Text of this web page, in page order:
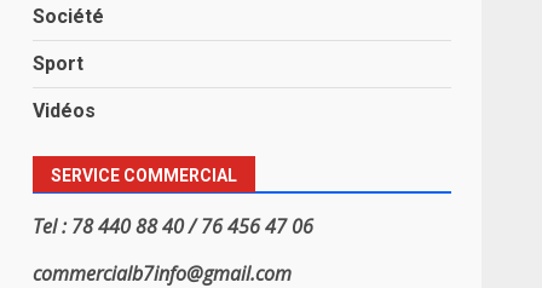
Société
Sport
Vidéos
SERVICE COMMERCIAL
Tel : 78 440 88 40 / 76 456 47 06
commercialb7info@gmail.com